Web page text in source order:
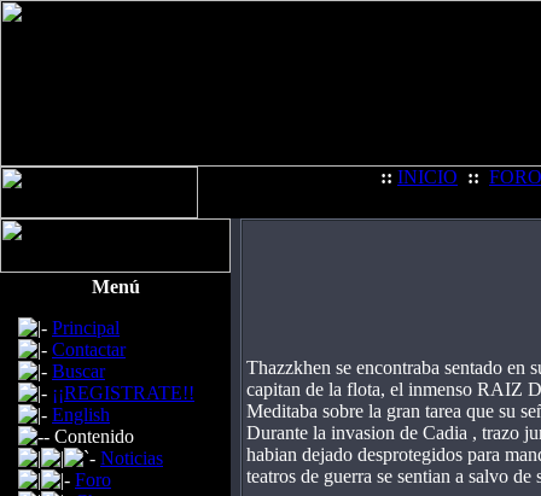
:: INICIO :: FORO
Menú
Principal
Contactar
Buscar
¡¡REGISTRATE!!
English
Contenido
Noticias
Foro
Thazzkhen se encontraba sentado en
capitan de la flota, el inmenso RAIZ
Meditaba sobre la gran tarea que su
Durante la invasion de Cadia , trazo
habian dejado desprotegidos para
teatros de guerra se sentian a salvo de